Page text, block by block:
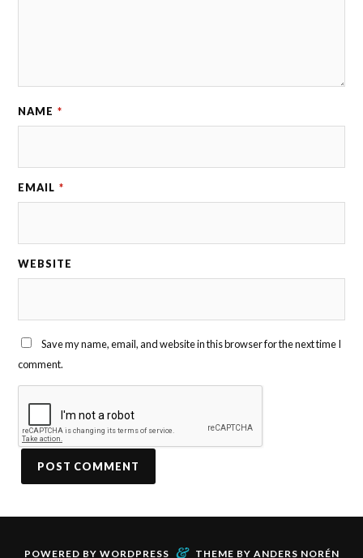
NAME *
EMAIL *
WEBSITE
Save my name, email, and website in this browser for the next time I
comment.
POWERED BY WORDPRESS & THEME BY ANDERS NORÉN